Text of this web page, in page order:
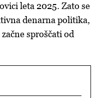
leta 2025. Zato se
denarna politika,
sproščati od